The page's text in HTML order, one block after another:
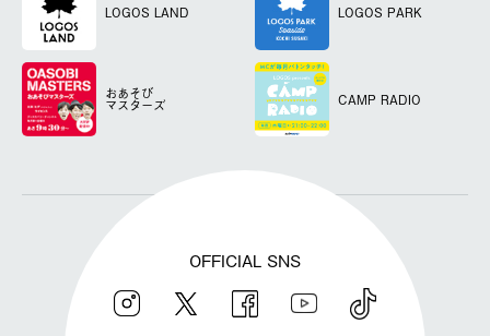
LOGOS LAND LOGOS PARK
おあそび
マスターズ CAMP RADIO
OFFICIAL SNS